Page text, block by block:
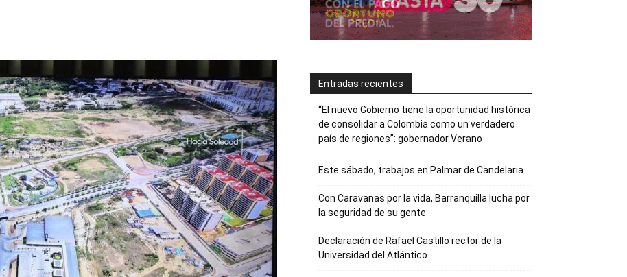
Entradas recientes
“El nuevo Gobierno tiene la oportunidad histórica
de consolidar a Colombia como un verdadero
país de regiones”: gobernador Verano
Este sábado, trabajos en Palmar de Candelaria
Con Caravanas por la vida, Barranquilla lucha por
la seguridad de su gente
Declaración de Rafael Castillo rector de la
Universidad del Atlántico